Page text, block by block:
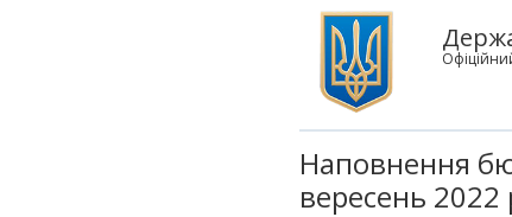
Наповнення
вересень 2022